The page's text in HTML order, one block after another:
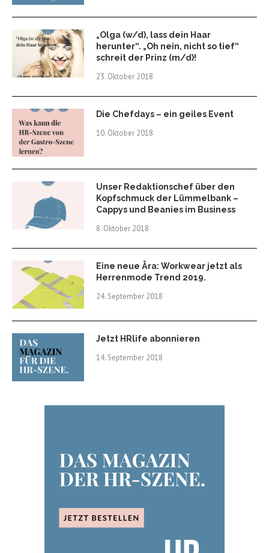
„Olga (w/d), lass dein Haar
herunter“. „Oh nein, nicht so tief“
schreit der Prinz (m/d)!
23. Oktober 2018
Die Chefdays – ein geiles Event
10. Oktober 2018
Unser Redaktionschef über den
Kopfschmuck der Lümmelbank –
Cappys und Beanies im Business
8. Oktober 2018
Eine neue Ära: Workwear jetzt als
Herrenmode Trend 2019.
24. September 2018
Jetzt HRlife abonnieren
14. September 2018